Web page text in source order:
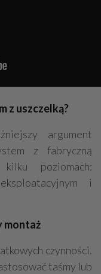
z uszczelką?
argument
z fabryczną
poziomach:
i
montaż
czynności.
taśmy lub